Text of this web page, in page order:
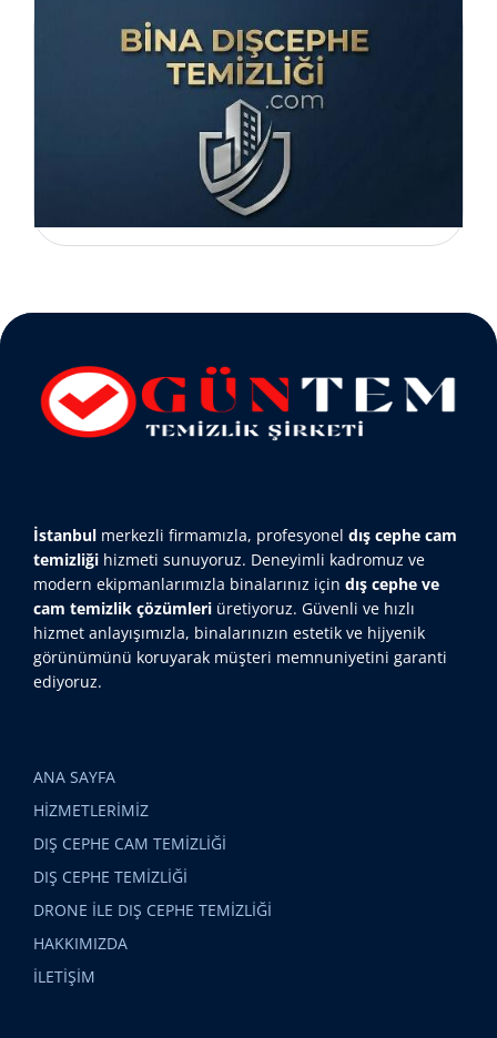
İstanbul merkezli firmamızla, profesyonel dış cephe cam
temizliği hizmeti sunuyoruz. Deneyimli kadromuz ve
modern ekipmanlarımızla binalarınız için dış cephe ve
cam temizlik çözümleri üretiyoruz. Güvenli ve hızlı
hizmet anlayışımızla, binalarınızın estetik ve hijyenik
görünümünü koruyarak müşteri memnuniyetini garanti
ediyoruz.
ANA SAYFA
HİZMETLERİMİZ
DIŞ CEPHE CAM TEMİZLİĞİ
DIŞ CEPHE TEMİZLİĞİ
DRONE İLE DIŞ CEPHE TEMİZLİĞİ
HAKKIMIZDA
İLETİŞİM